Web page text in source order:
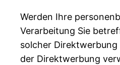
Werden Ihre
Verarbeitung Sie
solcher
der Direktwerbung